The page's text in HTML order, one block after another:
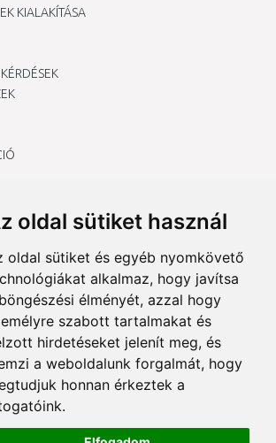
oldal sütiket használ
oldal sütiket és egyéb nyomkövető
alkalmaz, hogy javítsa
élményét, azzal hogy
szabott tartalmakat és
hirdetéseket jelenít meg, és
a weboldalunk forgalmát, hogy
honnan érkeztek a
KIALAKÍTÁSA
BEÁLLÍTÁSAIMAT